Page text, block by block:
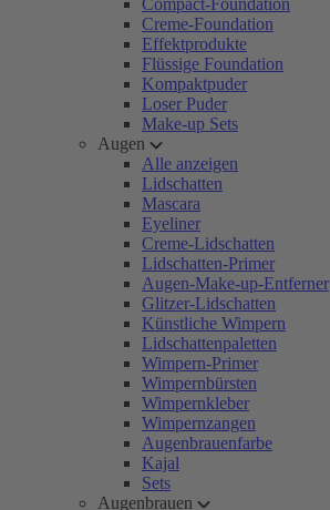
Compact-Foundation
Creme-Foundation
Effektprodukte
Flüssige Foundation
Kompaktpuder
Loser Puder
Make-up Sets
Augen
Alle anzeigen
Lidschatten
Mascara
Eyeliner
Creme-Lidschatten
Lidschatten-Primer
Augen-Make-up-Entferner
Glitzer-Lidschatten
Künstliche Wimpern
Lidschattenpaletten
Wimpern-Primer
Wimpernbürsten
Wimpernkleber
Wimpernzangen
Augenbrauenfarbe
Kajal
Sets
Augenbrauen